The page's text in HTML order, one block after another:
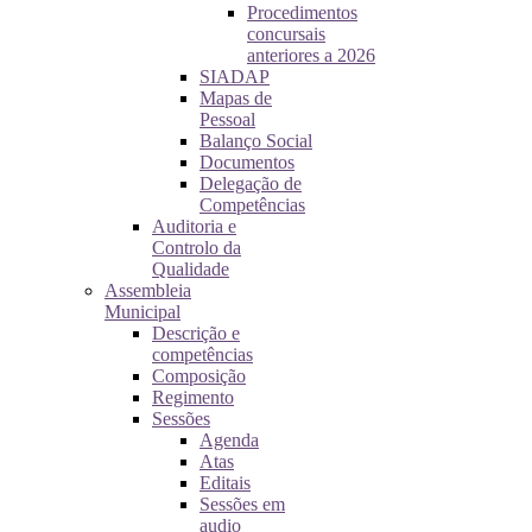
Procedimentos
concursais
anteriores a 2026
SIADAP
Mapas de
Pessoal
Balanço Social
Documentos
Delegação de
Competências
Auditoria e
Controlo da
Qualidade
Assembleia
Municipal
Descrição e
competências
Composição
Regimento
Sessões
Agenda
Atas
Editais
Sessões em
audio